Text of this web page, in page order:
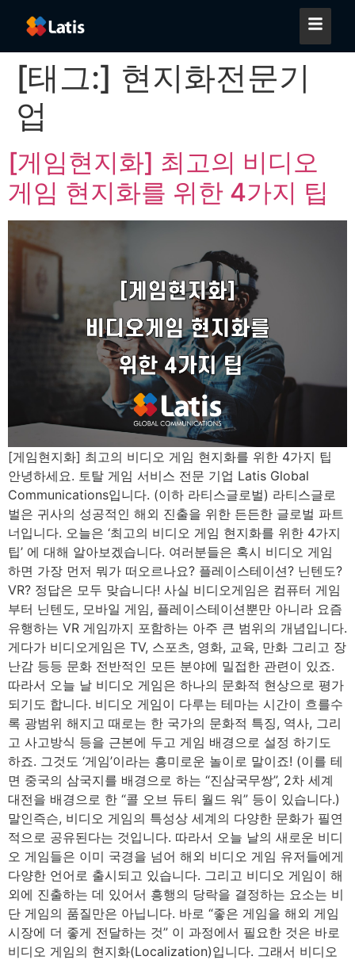
[태그:] 현지화전문기
업
[게임현지화] 최고의 비디오
게임 현지화를 위한 4가지 팁
[게임현지화] 최고의 비디오 게임 현지화를 위한 4가지 팁
안녕하세요. 토탈 게임 서비스 전문 기업 Latis Global
Communications입니다. (이하 라티스글로벌) 라티스글로
벌은 귀사의 성공적인 해외 진출을 위한 든든한 글로벌 파트
너입니다. 오늘은 ‘최고의 비디오 게임 현지화를 위한 4가지
팁’ 에 대해 알아보겠습니다. 여러분들은 혹시 비디오 게임
하면 가장 먼저 뭐가 떠오르나요? 플레이스테이션? 닌텐도?
VR? 정답은 모두 맞습니다! 사실 비디오게임은 컴퓨터 게임
부터 닌텐도, 모바일 게임, 플레이스테이션뿐만 아니라 요즘
유행하는 VR 게임까지 포함하는 아주 큰 범위의 개념입니다.
게다가 비디오게임은 TV, 스포츠, 영화, 교육, 만화 그리고 장
난감 등등 문화 전반적인 모든 분야에 밀접한 관련이 있죠.
따라서 오늘 날 비디오 게임은 하나의 문화적 현상으로 평가
되기도 합니다. 비디오 게임이 다루는 테마는 시간이 흐를수
록 광범위 해지고 때로는 한 국가의 문화적 특징, 역사, 그리
고 사고방식 등을 근본에 두고 게임 배경으로 설정 하기도
하죠. 그것도 ‘게임’이라는 흥미로운 놀이로 말이죠! (이를 테
면 중국의 삼국지를 배경으로 하는 “진삼국무쌍”, 2차 세계
대전을 배경으로 한 “콜 오브 듀티 월드 워” 등이 있습니다.)
말인즉슨, 비디오 게임의 특성상 세계의 다양한 문화가 필연
적으로 공유된다는 것입니다. 따라서 오늘 날의 새로운 비디
오 게임들은 이미 국경을 넘어 해외 비디오 게임 유저들에게
다양한 언어로 출시되고 있습니다. 그리고 비디오 게임이 해
외에 진출하는 데 있어서 흥행의 당락을 결정하는 요소는 비
단 게임의 품질만은 아닙니다. 바로 “좋은 게임을 해외 게임
시장에 더 좋게 전달하는 것” 이 과정에서 필요한 것은 바로
비디오 게임의 현지화(Localization)입니다. 그래서 비디오